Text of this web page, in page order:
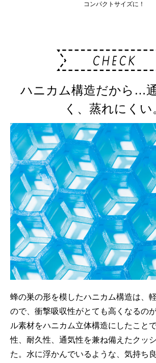
コンパクトサイズに！
ハニカム構造だから…
く、蒸れにくい
蜂の巣の形を模したハニカム構造は、
ので、衝撃吸収性がとても高くなるの
ル素材をハニカム立体構造にしたこと
性、耐久性、通気性を兼ね備えたクッ
た。水に浮かんでいるような、気持ち